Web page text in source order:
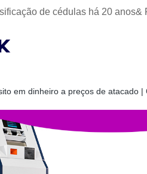
de cédulas há 20
em dinheiro a preços de atacado |